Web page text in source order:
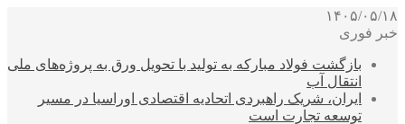
۱۴۰۵/۰۵/۱۸
خبر فوری
بازگشت فولاد مبارکه به تولید با تحویل ورق به پروژه‌های ملی
انتقال آب
ایران، شریک راهبردی اتحادیه اقتصادی اوراسیا در مسیر
توسعه تجارت است